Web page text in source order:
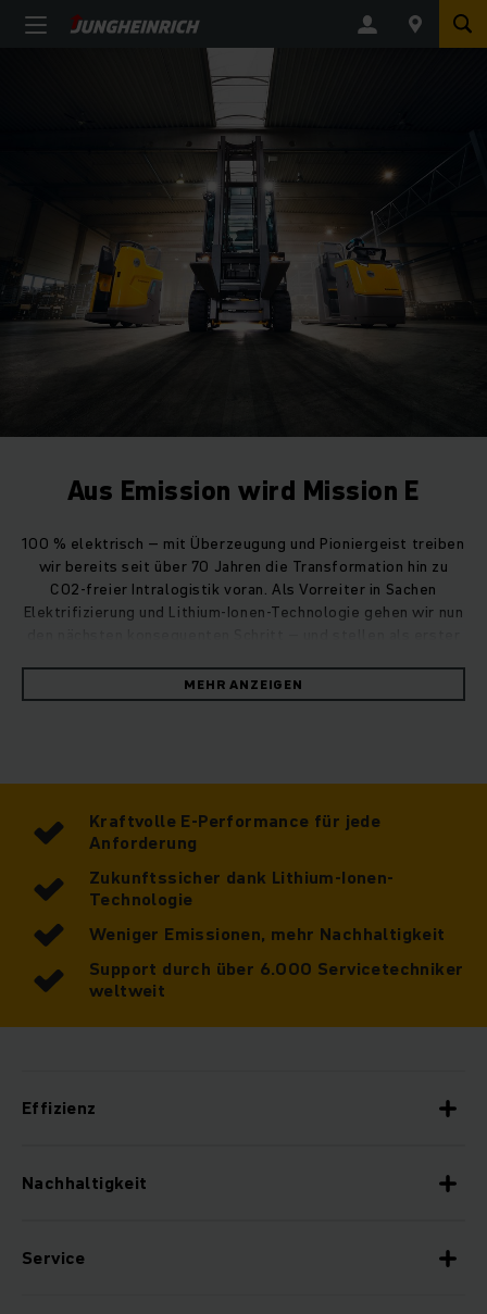
Aus Emission wird Mission E
100 % elektrisch – mit Überzeugung und Pioniergeist treiben
wir bereits seit über 70 Jahren die Transformation hin zu
CO2-freier Intralogistik voran. Als Vorreiter in Sachen
Elektrifizierung und Lithium-Ionen-Technologie gehen wir nun
Elektroantrieb um.
aus der vollelektrischen Flotte von Jungheinrich.
MEHR ANZEIGEN
Kraftvolle E-Performance für jede
Anforderung
Zukunftssicher dank Lithium-Ionen-
Technologie
Weniger Emissionen, mehr Nachhaltigkeit
Support durch über 6.000 Servicetechniker
weltweit
Effizienz
Nachhaltigkeit
Service